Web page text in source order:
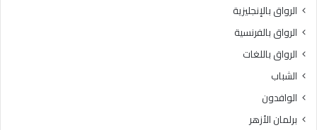
الرواق بالإنجليزية
الرواق بالفرنسية
الرواق باللغات
الشباب
الوافدون
برلمان الأزهر